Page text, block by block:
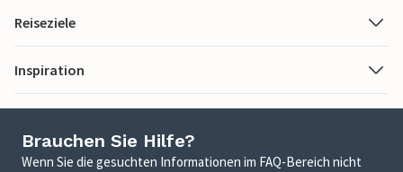
Reiseziele
Inspiration
Brauchen Sie Hilfe?
Wenn Sie die gesuchten Informationen im FAQ-Bereich nicht